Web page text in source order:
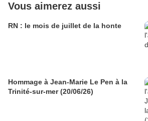
Vous aimerez aussi
RN : le mois de juillet de la honte
Hommage à Jean-Marie Le Pen à la
Trinité-sur-mer (20/06/26)